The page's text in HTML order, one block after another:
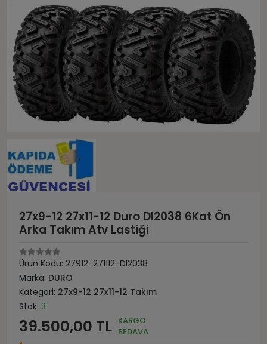
27x9-12 27x11-12 Duro DI2038 6Kat Ön
Arka Takım Atv Lastiği
Ürün Kodu: 27912-271112-DI2038
Marka: DURO
Kategori: 27x9-12 27x11-12 Takım
Stok: 3
39.500,00 TL KARGO
BEDAVA